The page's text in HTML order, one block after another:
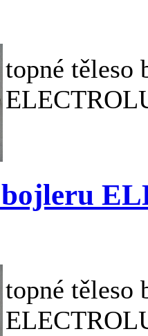
topné těleso
bojleru
topné těleso